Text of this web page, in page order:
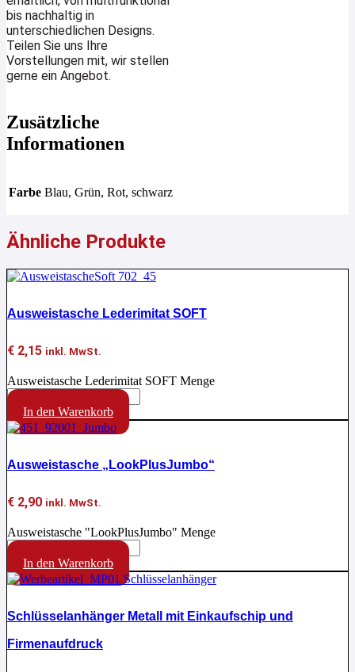
bis nachhaltig in
unterschiedlichen Designs.
Teilen Sie uns Ihre
Vorstellungen mit, wir stellen
gerne ein Angebot.
Zusätzliche
Informationen
Farbe Blau, Grün, Rot, schwarz
Ähnliche Produkte
Ausweistasche Lederimitat SOFT
€ 2,15 inkl. MwSt.
Ausweistasche Lederimitat SOFT Menge
In den Warenkorb
Ausweistasche „LookPlusJumbo“
€ 2,90 inkl. MwSt.
Ausweistasche "LookPlusJumbo" Menge
In den Warenkorb
Schlüsselanhänger Metall mit Einkaufschip und
Firmenaufdruck